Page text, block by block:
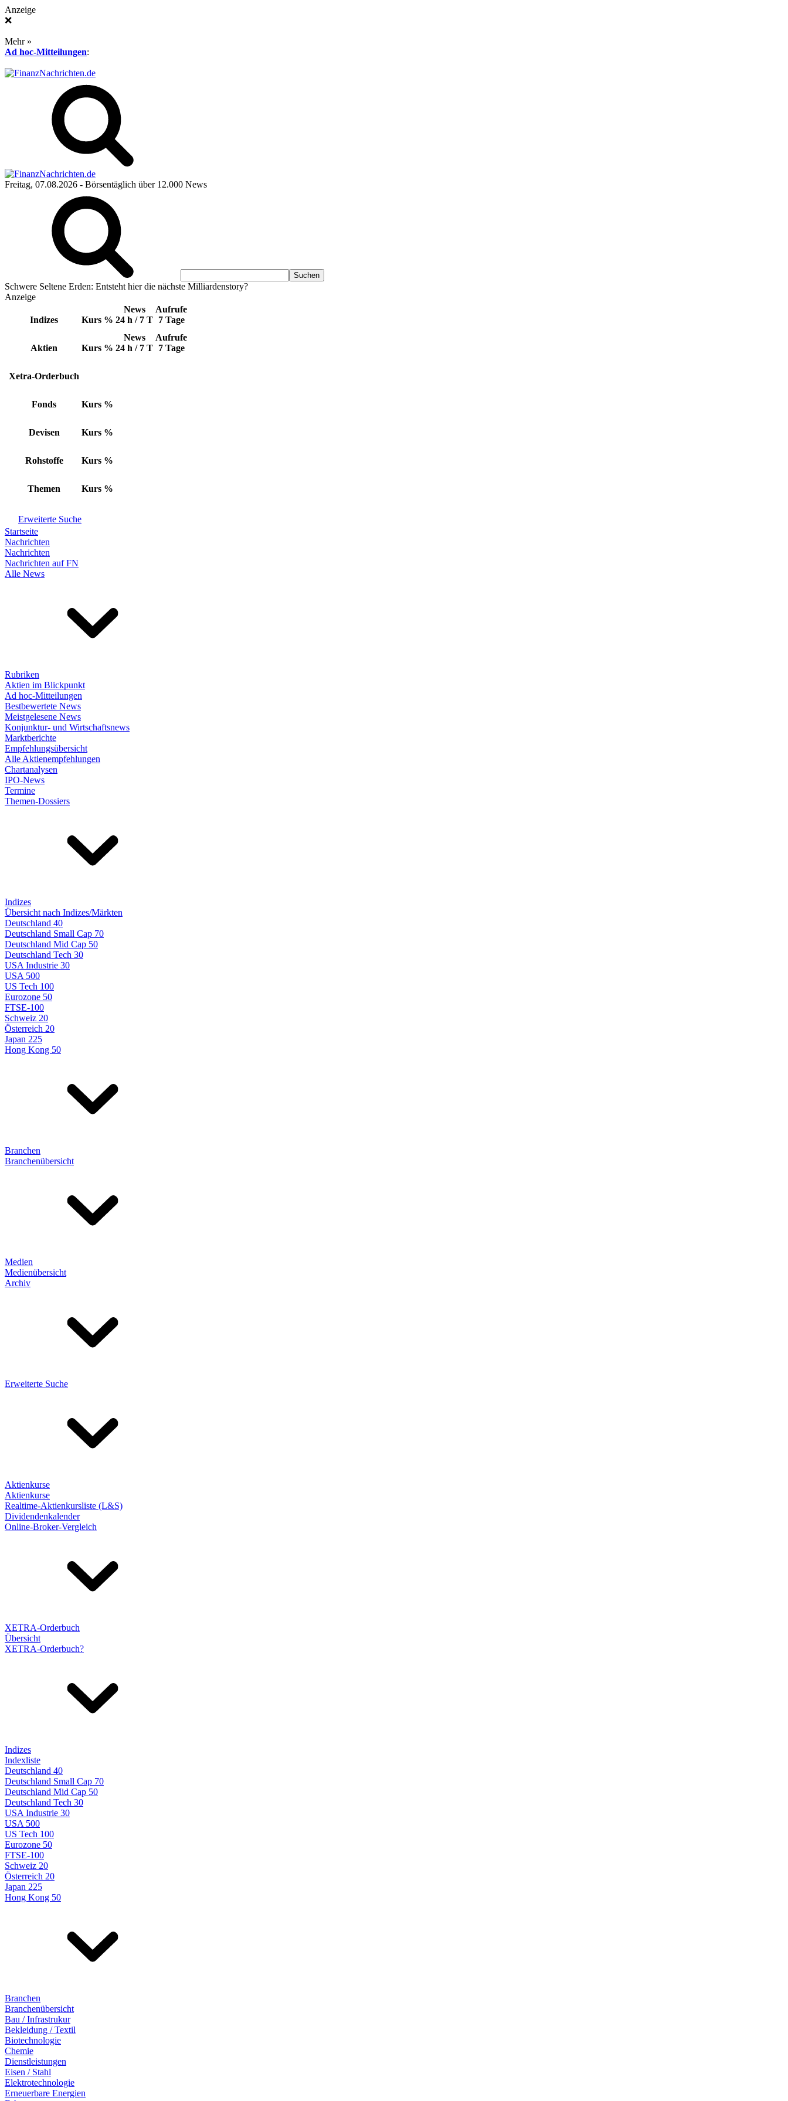
Anzeige
❌
Mehr »
Ad hoc-Mitteilungen:
Freitag, 07.08.2026 - Börsentäglich über 12.000 News
Schwere Seltene Erden: Entsteht hier die nächste Milliardenstory?
Anzeige
Indizes Kurs %
News
24 h / 7 T
Aufrufe
7 Tage
Aktien Kurs %
News
24 h / 7 T
Aufrufe
7 Tage
Xetra-Orderbuch
Fonds Kurs %
Devisen Kurs %
Rohstoffe Kurs %
Themen Kurs %
Erweiterte Suche
Startseite
Nachrichten
Nachrichten
Nachrichten auf FN
Alle News
Rubriken
Aktien im Blickpunkt
Ad hoc-Mitteilungen
Bestbewertete News
Meistgelesene News
Konjunktur- und Wirtschaftsnews
Marktberichte
Empfehlungsübersicht
Alle Aktienempfehlungen
Chartanalysen
IPO-News
Termine
Themen-Dossiers
Indizes
Übersicht nach Indizes/Märkten
Deutschland 40
Deutschland Small Cap 70
Deutschland Mid Cap 50
Deutschland Tech 30
USA Industrie 30
USA 500
US Tech 100
Eurozone 50
FTSE-100
Schweiz 20
Österreich 20
Japan 225
Hong Kong 50
Branchen
Branchenübersicht
Medien
Medienübersicht
Archiv
Erweiterte Suche
Aktienkurse
Aktienkurse
Realtime-Aktienkursliste (L&S)
Dividendenkalender
Online-Broker-Vergleich
XETRA-Orderbuch
Übersicht
XETRA-Orderbuch?
Indizes
Indexliste
Deutschland 40
Deutschland Small Cap 70
Deutschland Mid Cap 50
Deutschland Tech 30
USA Industrie 30
USA 500
US Tech 100
Eurozone 50
FTSE-100
Schweiz 20
Österreich 20
Japan 225
Hong Kong 50
Branchen
Branchenübersicht
Bau / Infrastrukur
Bekleidung / Textil
Biotechnologie
Chemie
Dienstleistungen
Eisen / Stahl
Elektrotechnologie
Erneuerbare Energien